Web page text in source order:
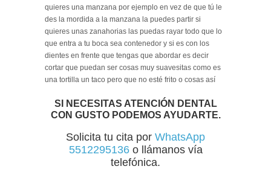
quieres una manzana por ejemplo en vez de que tú le
des la mordida a la manzana la puedes partir si
quieres unas zanahorias las puedas rayar todo que lo
que entra a tu boca sea contenedor y si es con los
dientes en frente que tengas que abordar es decir
cortar que puedan ser cosas muy suavesitas como es
una tortilla un taco pero que no esté frito o cosas así
SI NECESITAS ATENCIÓN DENTAL
CON GUSTO PODEMOS AYUDARTE.
Solicita tu cita por WhatsApp
5512295136o llámanos vía
telefónica.